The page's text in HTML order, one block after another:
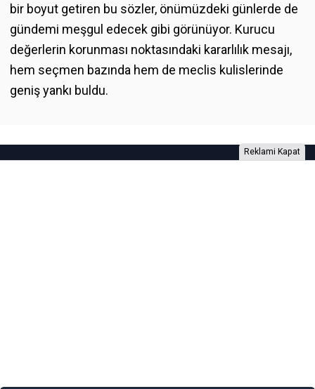
bir boyut getiren bu sözler, önümüzdeki günlerde de
gündemi meşgul edecek gibi görünüyor. Kurucu
değerlerin korunması noktasındaki kararlılık mesajı,
hem seçmen bazında hem de meclis kulislerinde
geniş yankı buldu.
Reklami Kapat
sunulmaktadır. Burada yer alan yorum ve tavsiyeler ise genel niteliktedir. Bu